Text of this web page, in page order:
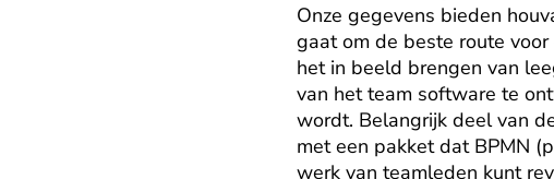
Onze gegevens bieden
gaat om de beste route
het in beeld brengen van
van het team software te
wordt. Belangrijk deel van
met een pakket dat BPMN
werk van teamleden kunt